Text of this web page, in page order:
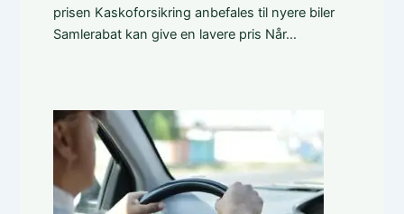
prisen Kaskoforsikring anbefales til nyere biler
Samlerabat kan give en lavere pris Når…